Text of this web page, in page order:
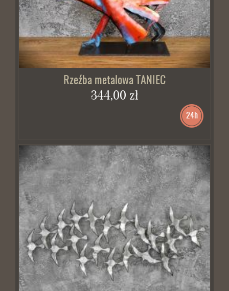
Rzeźba metalowa TANIEC
344,00 zł
24h
BRAK W MAGAZYNIE